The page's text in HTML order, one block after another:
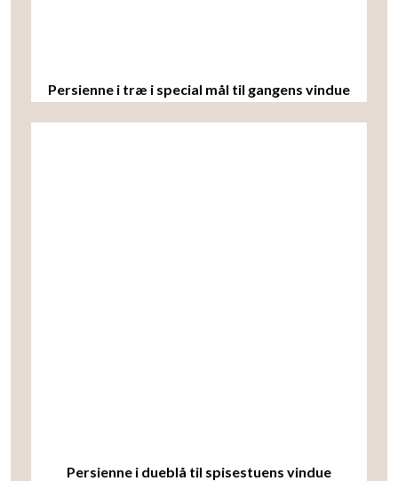
Persienne i træ i special mål til gangens vindue
Persienne i dueblå til spisestuens vindue